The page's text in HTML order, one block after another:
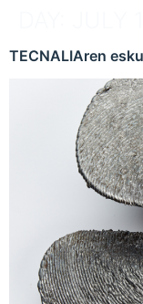
TECNALIAren